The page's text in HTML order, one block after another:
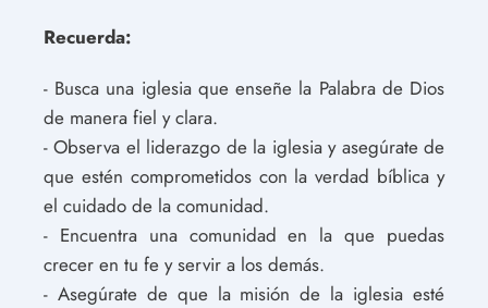
Recuerda:
- Busca una iglesia que enseñe la Palabra de Dios
de manera fiel y clara.
- Observa el liderazgo de la iglesia y asegúrate de
que estén comprometidos con la verdad bíblica y
el cuidado de la comunidad.
- Encuentra una comunidad en la que puedas
crecer en tu fe y servir a los demás.
- Asegúrate de que la misión de la iglesia esté